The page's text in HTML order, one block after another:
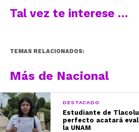
Tal vez te interese …
TEMAS RELACIONADOS:
Más de Nacional
DESTACADO
Estudiante de
perfecto acatará
la UNAM